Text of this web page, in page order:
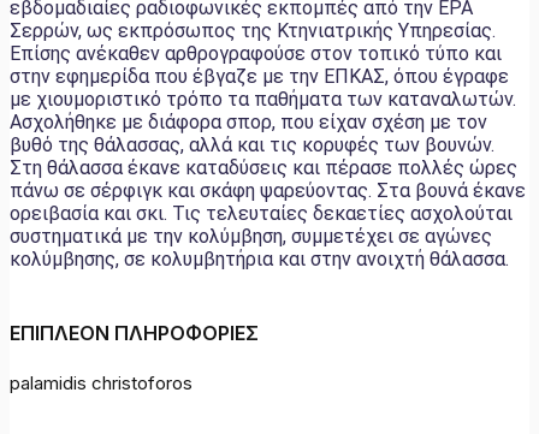
εβδομαδιαίες ραδιοφωνικές εκπομπές από την ΕΡΑ
Σερρών, ως εκπρόσωπος της Κτηνιατρικής Υπηρεσίας.
Επίσης ανέκαθεν αρθρογραφούσε στον τοπικό τύπο και
στην εφημερίδα που έβγαζε με την ΕΠΚΑΣ, όπου έγραφε
με χιουμοριστικό τρόπο τα παθήματα των καταναλωτών.
Ασχολήθηκε με διάφορα σπορ, που είχαν σχέση με τον
βυθό της θάλασσας, αλλά και τις κορυφές των βουνών.
Στη θάλασσα έκανε καταδύσεις και πέρασε πολλές ώρες
πάνω σε σέρφιγκ και σκάφη ψαρεύοντας. Στα βουνά έκανε
ορειβασία και σκι. Τις τελευταίες δεκαετίες ασχολούται
συστηματικά με την κολύμβηση, συμμετέχει σε αγώνες
κολύμβησης, σε κολυμβητήρια και στην ανοιχτή θάλασσα.
ΕΠΙΠΛΕΟΝ ΠΛΗΡΟΦΟΡΙΕΣ
palamidis christoforos